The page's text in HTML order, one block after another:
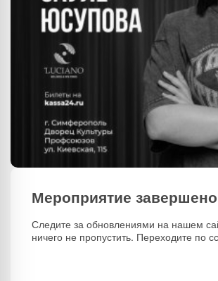
Мероприятие завершено
Следите за обновлениями на нашем
ничего не пропустить. Переходите по